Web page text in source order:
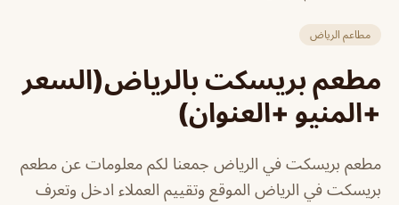
مطاعم الرياض
مطعم بريسكت بالرياض(السعر
+المنيو +العنوان)
مطعم بريسكت في الرياض جمعنا لكم معلومات عن مطعم
بريسكت في الرياض الموقع وتقييم العملاء ادخل وتعرف